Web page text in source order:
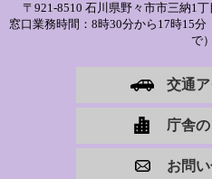
〒921-8510 石川県野々市市三納1
窓口業務時間：8時30分から17時15分
で）
交通
庁舎
お問